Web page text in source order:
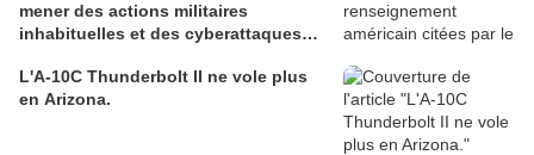
mener des actions militaires
inhabituelles et des cyberattaques
L'A-10C Thunderbolt II ne vole plus
en Arizona.